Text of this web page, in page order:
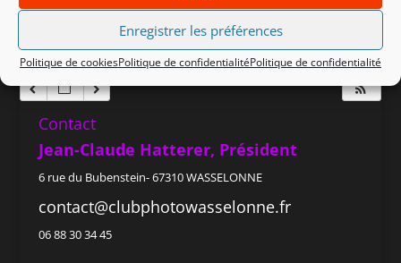
Enregistrer les préférences
Politique de cookiesPolitique de confidentialitéPolitique de confidentialité
Contact
Jean-Claude Hatterer, Président
6 rue du Bubenstein- 67310 WASSELONNE
contact@clubphotowasselonne.fr
06 88 30 34 45